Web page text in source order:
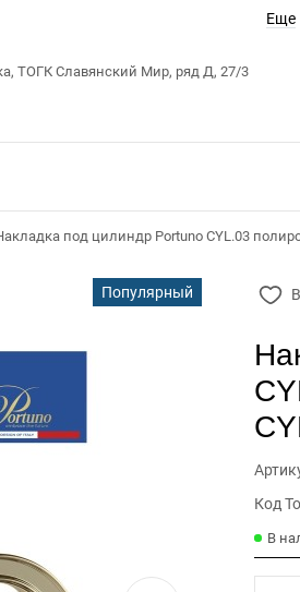
ТОГК Славянский Мир, ряд Д, 27/3
Еще
под цилиндр Portuno CYL.03
Популярный
Код
В